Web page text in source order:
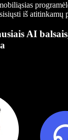
iš atitinkamų
AI